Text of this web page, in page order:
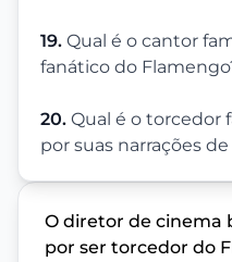
19. Qual é o cantor
fanático do
20. Qual é o torcedor
por suas narrações
O diretor de cinema
por ser torcedor do